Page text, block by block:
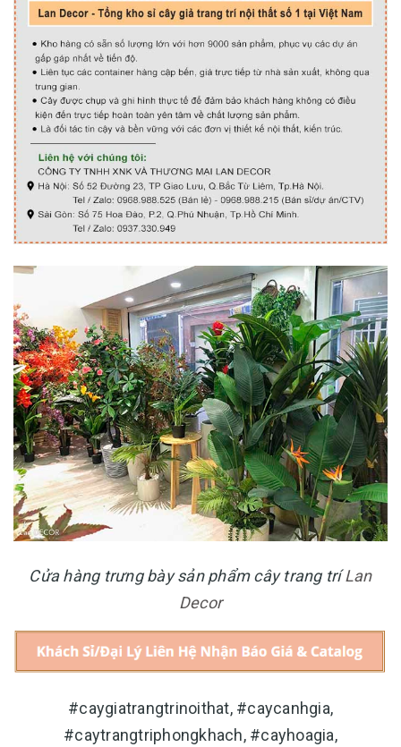
Cửa hàng trưng bày sản phẩm cây trang tríLan
Decor
#caygiatrangtrinoithat, #caycanhgia,
#caytrangtriphongkhach, #cayhoagia,